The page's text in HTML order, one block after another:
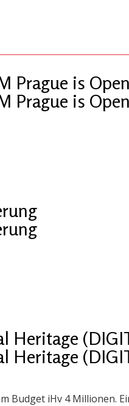
Prague is
Prague is
Heritage
Heritage
Budget iHv 4 Millionen.